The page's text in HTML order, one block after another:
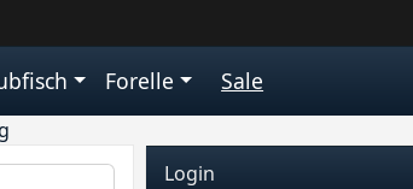
Forelle Sale
Login